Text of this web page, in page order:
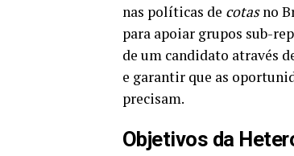
nas políticas de cotasno
para apoiar grupos sub-
de um candidato através
e garantir que as
precisam.
Objetivos da